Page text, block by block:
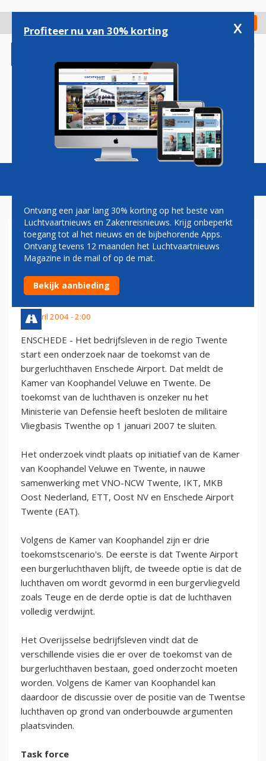
gaan
Check in
Magazine Podcasts Vacatures
TWENTS BEDRIJFSLEVEN
ONDERZOEKT TOEKOMST
ENSCHEDE AIRPORT
14 april 2004 - 2:00
ENSCHEDE - Het bedrijfsleven in de regio Twente
start een onderzoek naar de toekomst van de
burgerluchthaven Enschede Airport. Dat meldt de
Kamer van Koophandel Veluwe en Twente. De
toekomst van de luchthaven is onzeker nu het
Ministerie van Defensie heeft besloten de militaire
Vliegbasis Twenthe op 1 januari 2007 te sluiten.
Het onderzoek vindt plaats op initiatief van de Kamer
van Koophandel Veluwe en Twente, in nauwe
samenwerking met VNO-NCW Twente, IKT, MKB
Oost Nederland, ETT, Oost NV en Enschede Airport
Twente (EAT).
Volgens de Kamer van Koophandel zijn er drie
toekomstscenario's. De eerste is dat Twente Airport
een burgerluchthaven blijft, de tweede optie is dat de
luchthaven om wordt gevormd in een burgervliegveld
zoals Teuge en de derde optie is dat de luchthaven
volledig verdwijnt.
Het Overijsselse bedrijfsleven vindt dat de
verschillende visies die er over de toekomst van de
burgerluchthaven bestaan, goed onderzocht moeten
worden. Volgens de Kamer van Koophandel kan
daardoor de discussie over de positie van de Twentse
luchthaven op grond van onderbouwde argumenten
plaatsvinden.
Task force
Profiteer nu van 30% korting x
Ontvang een jaar lang 30% korting op het beste van
Luchtvaartnieuws en Zakenreisnieuws. Krijg onbeperkt
toegang tot al het nieuws en de bijbehorende Apps.
Ontvang tevens 12 maanden het Luchtvaartnieuws
Magazine in de mail of op de mat.
Bekijk aanbieding